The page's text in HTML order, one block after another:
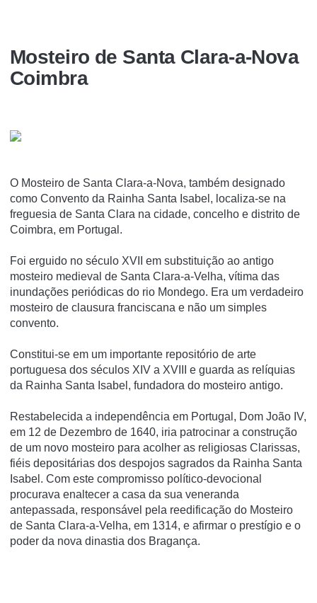
Mosteiro de Santa Clara-a-Nova
Coimbra
O Mosteiro de Santa Clara-a-Nova, também designado
como Convento da Rainha Santa Isabel, localiza-se na
freguesia de Santa Clara na cidade, concelho e distrito de
Coimbra, em Portugal.
Foi erguido no século XVII em substituição ao antigo
mosteiro medieval de Santa Clara-a-Velha, ví­tima das
inundações periódicas do rio Mondego. Era um verdadeiro
mosteiro de clausura franciscana e não um simples
convento.
Constitui-se em um importante repositório de arte
portuguesa dos séculos XIV a XVIII e guarda as relí­quias
da Rainha Santa Isabel, fundadora do mosteiro antigo.
Restabelecida a independência em Portugal, Dom João IV,
em 12 de Dezembro de 1640, iria patrocinar a construção
de um novo mosteiro para acolher as religiosas Clarissas,
fiéis depositárias dos despojos sagrados da Rainha Santa
Isabel. Com este compromisso político-devocional
procurava enaltecer a casa da sua veneranda
antepassada, responsável pela reedificação do Mosteiro
de Santa Clara-a-Velha, em 1314, e afirmar o prestígio e o
poder da nova dinastia dos Bragança.